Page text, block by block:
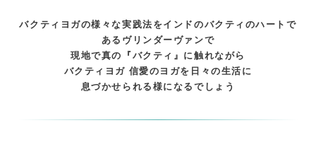
バクティヨガの様々な実践法をインドのバクティのハートで
あるヴリンダーヴァンで
現地で真の『バクティ』に触れながら
バクティヨガ 信愛のヨガを日々の生活に
息づかせられる様になるでしょう